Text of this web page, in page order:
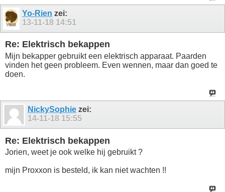
Yo-Rien zei:
13-11-18 14:51
Re: Elektrisch bekappen
Mijn bekapper gebruikt een elektrisch apparaat. Paarden
vinden het geen probleem. Even wennen, maar dan goed te
doen.
NickySophie zei:
14-11-18 15:55
Re: Elektrisch bekappen
Jorien, weet je ook welke hij gebruikt ?
mijn Proxxon is besteld, ik kan niet wachten !!